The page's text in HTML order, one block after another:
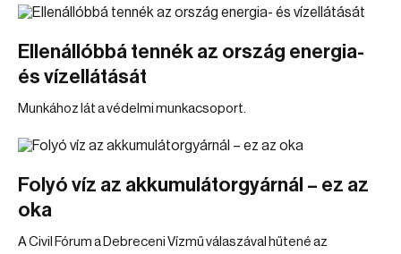
Ellenállóbbá tennék az ország energia-
és vízellátását
Munkához lát a védelmi munkacsoport.
Folyó víz az akkumulátorgyárnál – ez az
oka
A Civil Fórum a Debreceni Vízmű válaszával hűtené az